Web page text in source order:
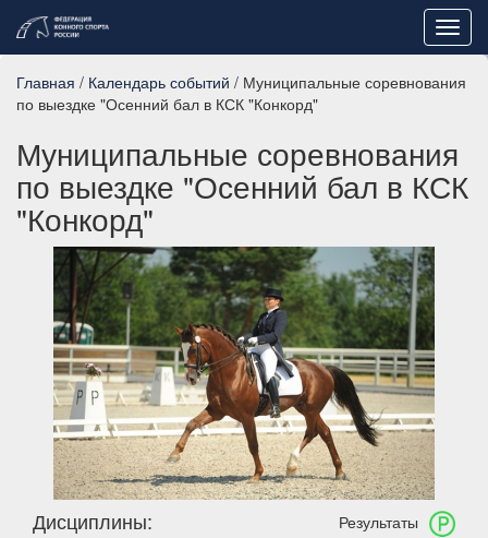
Главная / Календарь событий / Муниципальные соревнования
по выездке "Осенний бал в КСК "Конкорд"
Муниципальные соревнования
по выездке "Осенний бал в КСК
"Конкорд"
Результаты
Дисциплины: